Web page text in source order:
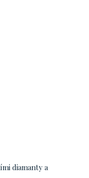
diamanty a